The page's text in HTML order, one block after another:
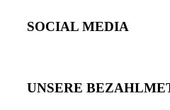
SOCIAL MEDIA
UNSERE